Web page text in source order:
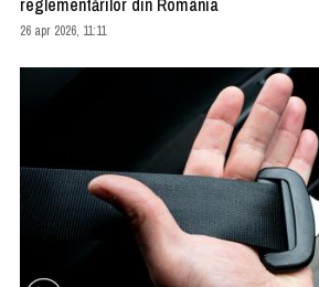
26 apr 2026, 11:11